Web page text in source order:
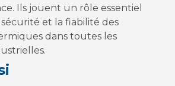
Ils jouent un rôle essentiel
et la fiabilité des
dans toutes les